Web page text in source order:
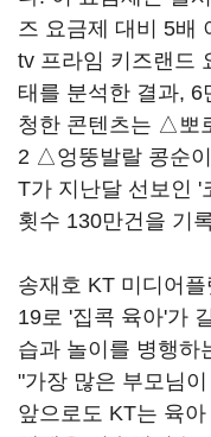
즈 요금제 대비 5배
tv 프라임 키즈랜드
태를 분석한 결과, 6
청한 콘텐츠는 △뽀
2 △엉뚱발랄 콩순
T가 지난달 선보인 '
횟수 130만건을 기
송재호 KT 미디어
19로 '집콕 육아'가
습과 놀이를 병행하
"가장 많은 부모님
앞으로도 KT는 육